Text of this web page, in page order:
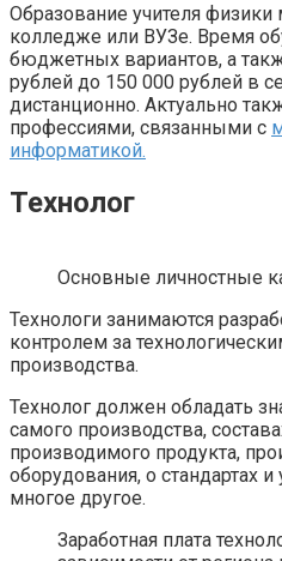
Образование учителя
колледже или ВУЗе. Время
бюджетных вариантов, а
рублей до 150 000 рублей в
дистанционно. Актуально
профессиями, связанными с
информатикой.
Технолог
Основные личностные
Технологи занимаются
контролем за
производства.
Технолог должен обладать
самого производства,
производимого продукта,
оборудования, о стандартах
многое другое.
Заработная плата